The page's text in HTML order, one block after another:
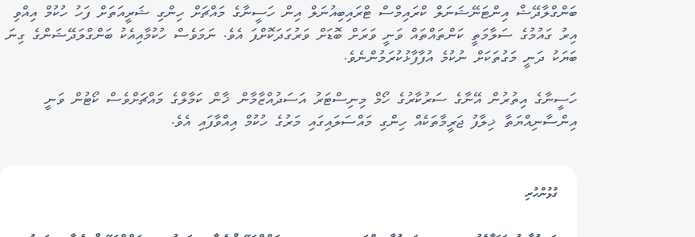
ބަންގްލާދޭޝް އިންޓަނޭޝަނަލް ކްރައިމްސް ޓްރައިބިއުނަލް އިން ހަސީނާގެ މައްޗަށް ހިންގި ޝަރީއަތަށް ފަހު ހުކުމް އިއްވި
އިރު ގައުމުގެ ސަލާމަތީ ކަންތައްތައް ވަނީ ވަރަށް ބޮޑަށް ވަރުގަދަކޮށްފަ އެވެ. ނަމަވެސް ހުކުމާއިއެކު ބަންގްލަދޭޝަންގެ ގިނަ
ބަޔަކު ދަނީ މަގުތަކަށް ނުކުމެ އުފާފާޅުކުރަމުންނެވެ.
ހަސީނާގެ އިތުރުން އޭނާގެ ސަރުކާރުގެ ހޯމް މިނިސްޓަރު އަސަދުއްޒާމާން ޚާން ކަމާލްގެ މައްޗަށްވެސް ކޯޓުން ވަނީ
އިންސާނިއްޔަތާ ޚިލާފު ޖަރީމާތަކެއް ހިންގި މައްސަލައިގައި މަރުގެ ހުކުމް އިއްވާފައި އެވެ.
ގުޅުންހުރި